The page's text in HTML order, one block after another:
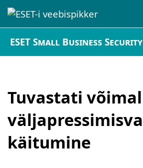
ESET Small Business
Tuvastati
käitumine